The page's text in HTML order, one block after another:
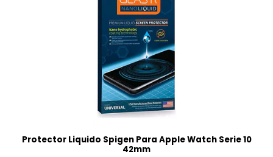
Protector Liquido Spigen Para Apple Watch Serie 10
42mm